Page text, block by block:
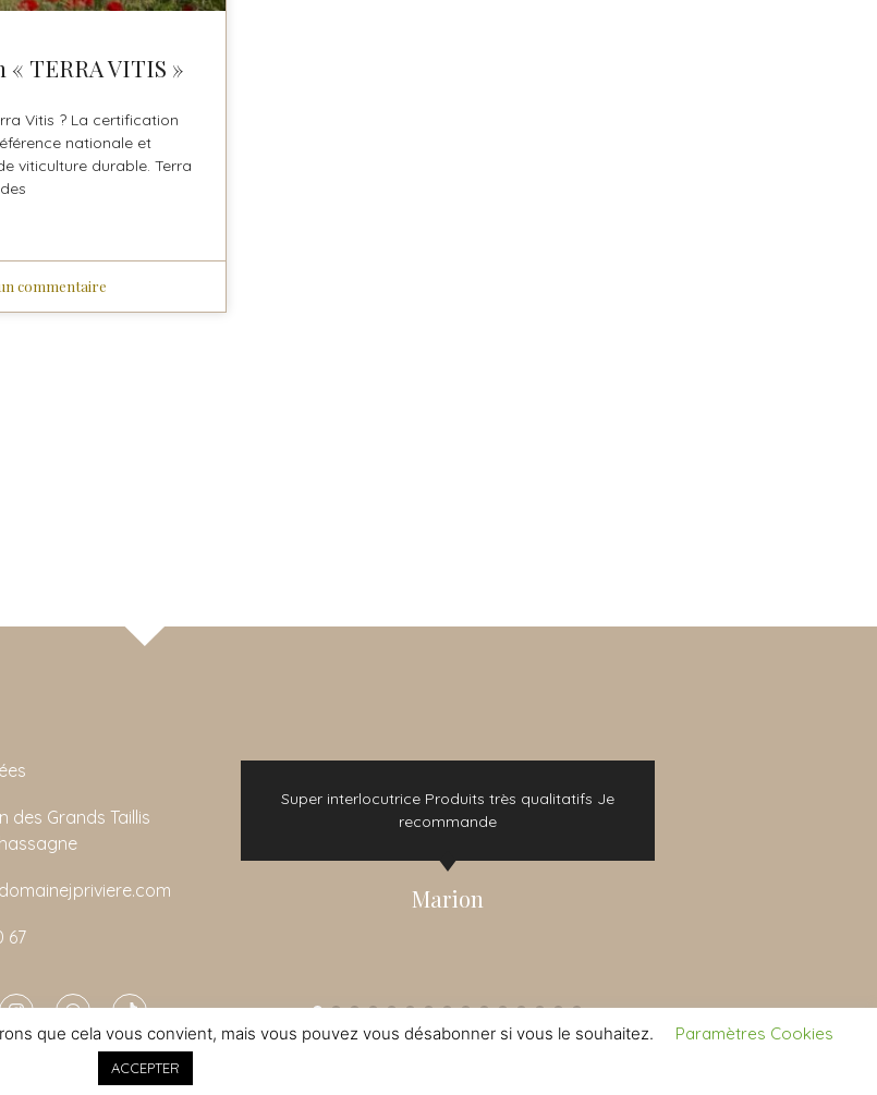
TERRA VITIS »
Vitis ? La certification
nationale et
viticulture durable. Terra
commentaire
des Grands Taillis
67
prix est
Super interlocutrice Produits très qualitatifs Je
Si vous souhaitez passer un moment
que cela vous convient, mais vous pouvez vous désabonner si vous le souhaitez. Paramètres Cookies
ACCEPTER